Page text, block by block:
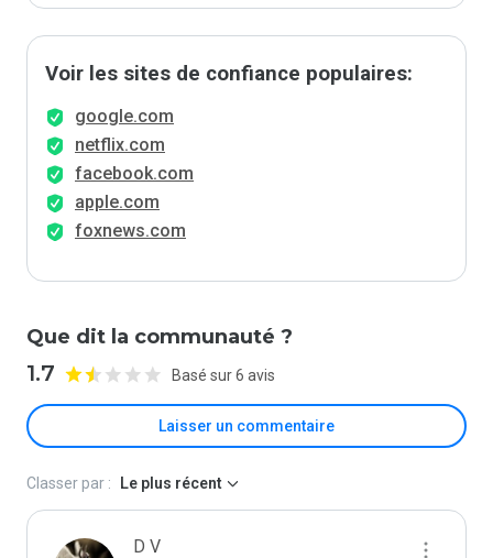
Voir les sites de confiance populaires:
google.com
netflix.com
facebook.com
apple.com
foxnews.com
Que dit la communauté ?
1.7 Basé sur 6 avis
Laisser un commentaire
Classer par : Le plus récent
D V